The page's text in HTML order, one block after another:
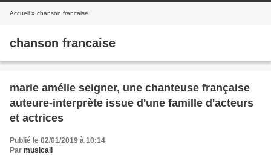
Accueil » chanson francaise
chanson francaise
marie amélie seigner, une chanteuse française
auteure-interprète issue d'une famille d'acteurs
et actrices
Publié le 02/01/2019 à 10:14
Par musicali